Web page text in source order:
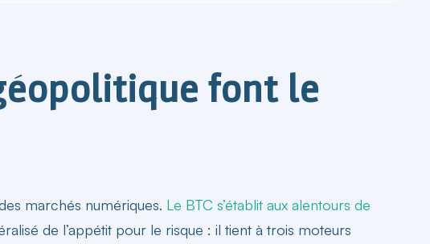
font le
marchés numériques. Le BTC s’établit aux alentours de
de l’appétit pour le risque : il tient à trois moteurs